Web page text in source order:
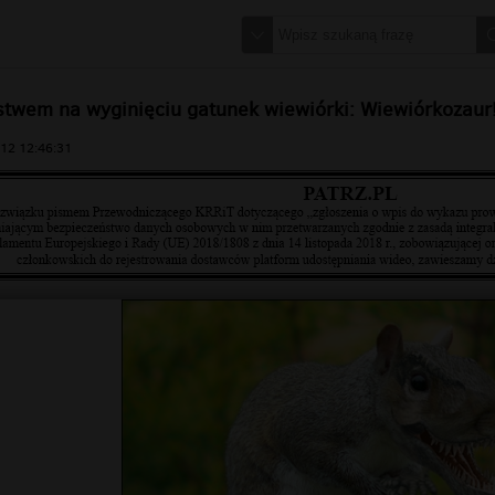
na wyginięciu gatunek wiewiórki:
12:46:31